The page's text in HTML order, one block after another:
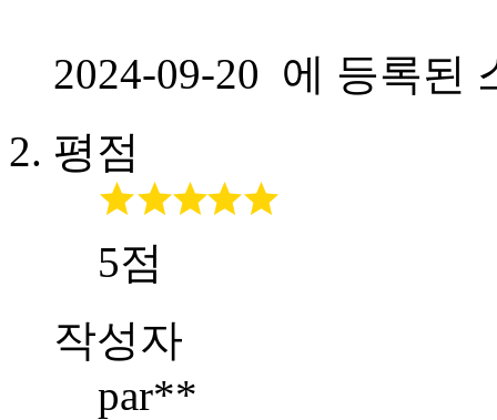
2024-09-20 에 등록된
평점
5점
작성자
par**